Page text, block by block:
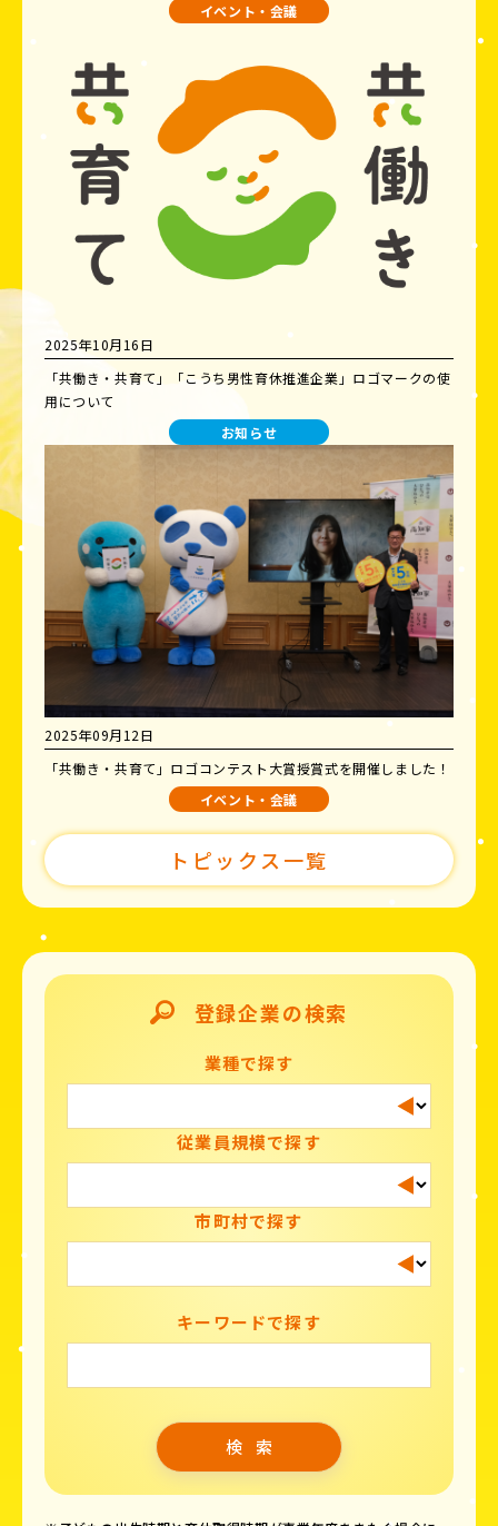
イベント・会議
2025年10月16日
「共働き・共育て」「こうち男性育休推進企業」ロゴマークの使
用について
お知らせ
2025年09月12日
「共働き・共育て」ロゴコンテスト大賞授賞式を開催しました！
イベント・会議
トピックス一覧
登録企業の検索
業種で探す
従業員規模で探す
市町村で探す
キーワードで探す